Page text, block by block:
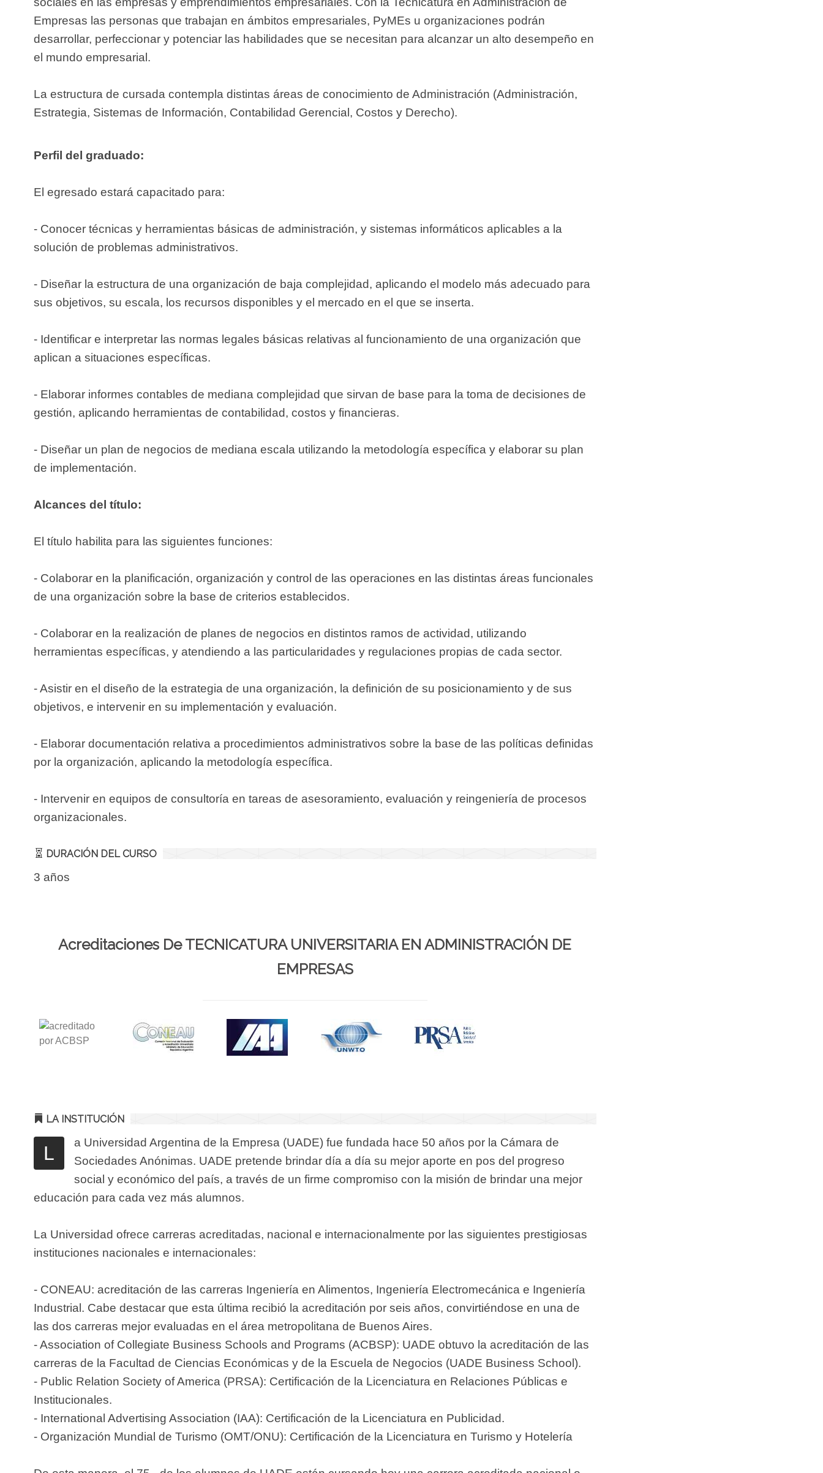
Empresas las personas que trabajan en ámbitos empresariales, PyMEs u organizaciones podrán
desarrollar, perfeccionar y potenciar las habilidades que se necesitan para alcanzar un alto desempeño en
el mundo empresarial.
La estructura de cursada contempla distintas áreas de conocimiento de Administración (Administración,
Estrategia, Sistemas de Información, Contabilidad Gerencial, Costos y Derecho).
Perfil del graduado:
El egresado estará capacitado para:
- Conocer técnicas y herramientas básicas de administración, y sistemas informáticos aplicables a la
solución de problemas administrativos.
- Diseñar la estructura de una organización de baja complejidad, aplicando el modelo más adecuado para
sus objetivos, su escala, los recursos disponibles y el mercado en el que se inserta.
- Identificar e interpretar las normas legales básicas relativas al funcionamiento de una organización que
aplican a situaciones específicas.
- Elaborar informes contables de mediana complejidad que sirvan de base para la toma de decisiones de
gestión, aplicando herramientas de contabilidad, costos y financieras.
- Diseñar un plan de negocios de mediana escala utilizando la metodología específica y elaborar su plan
de implementación.
Alcances del título:
El título habilita para las siguientes funciones:
- Colaborar en la planificación, organización y control de las operaciones en las distintas áreas funcionales
de una organización sobre la base de criterios establecidos.
- Colaborar en la realización de planes de negocios en distintos ramos de actividad, utilizando
herramientas específicas, y atendiendo a las particularidades y regulaciones propias de cada sector.
- Asistir en el diseño de la estrategia de una organización, la definición de su posicionamiento y de sus
objetivos, e intervenir en su implementación y evaluación.
- Elaborar documentación relativa a procedimientos administrativos sobre la base de las políticas definidas
por la organización, aplicando la metodología específica.
- Intervenir en equipos de consultoría en tareas de asesoramiento, evaluación y reingeniería de procesos
organizacionales.
DURACIÓN DEL CURSO
3 años
Acreditaciones De TECNICATURA UNIVERSITARIA EN ADMINISTRACIÓN DE
EMPRESAS
LA INSTITUCIÓN
L
a Universidad Argentina de la Empresa (UADE) fue fundada hace 50 años por la Cámara de
Sociedades Anónimas. UADE pretende brindar día a día su mejor aporte en pos del progreso
social y económico del país, a través de un firme compromiso con la misión de brindar una mejor
educación para cada vez más alumnos.
La Universidad ofrece carreras acreditadas, nacional e internacionalmente por las siguientes prestigiosas
instituciones nacionales e internacionales:
- CONEAU: acreditación de las carreras Ingeniería en Alimentos, Ingeniería Electromecánica e Ingeniería
Industrial. Cabe destacar que esta última recibió la acreditación por seis años, convirtiéndose en una de
las dos carreras mejor evaluadas en el área metropolitana de Buenos Aires.
- Association of Collegiate Business Schools and Programs (ACBSP): UADE obtuvo la acreditación de las
carreras de la Facultad de Ciencias Económicas y de la Escuela de Negocios (UADE Business School).
- Public Relation Society of America (PRSA): Certificación de la Licenciatura en Relaciones Públicas e
Institucionales.
- International Advertising Association (IAA): Certificación de la Licenciatura en Publicidad.
- Organización Mundial de Turismo (OMT/ONU): Certificación de la Licenciatura en Turismo y Hotelería